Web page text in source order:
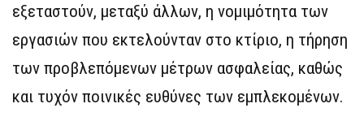
εξεταστούν, μεταξύ άλλων, η νομιμότητα των
εργασιών που εκτελούνταν στο κτίριο, η τήρηση
των προβλεπόμενων μέτρων ασφαλείας, καθώς
και τυχόν ποινικές ευθύνες των εμπλεκομένων.